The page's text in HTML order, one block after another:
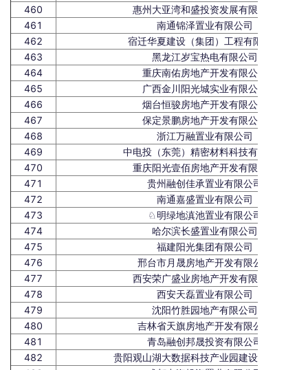
460
惠州大亚湾和盛投资发展有限公司
461
南通锦泽置业有限公司
462
宿迁华夏建设（集团）工程有限公司
463
黑龙江岁宝热电有限公司
464
重庆南佑房地产开发有限公司
465
广西金川阳光城实业有限公司
466
烟台恒骏房地产开发有限公司
467
保定景鹏房地产开发有限公司
468
浙江万融置业有限公司
469
中电投（东莞）精密材料科技有限公司
470
重庆阳光壹佰房地产开发有限公司
471
贵州融创佳承置业有限公司
472
南通嘉盛置业有限公司
473
♘明绿地滇池置业有限公司
474
哈尔滨长盛置业有限公司
475
福建阳光集团有限公司
476
邢台市月晟房地产开发有限公司
477
西安荣广盛业房地产开发有限公司
478
西安天磊置业有限公司
479
沈阳竹胜园地产有限公司
480
吉林省天旗房地产开发有限公司
481
青岛融创邦晟投资有限公司
482
贵阳观山湖大数据科技产业园建设有限公司